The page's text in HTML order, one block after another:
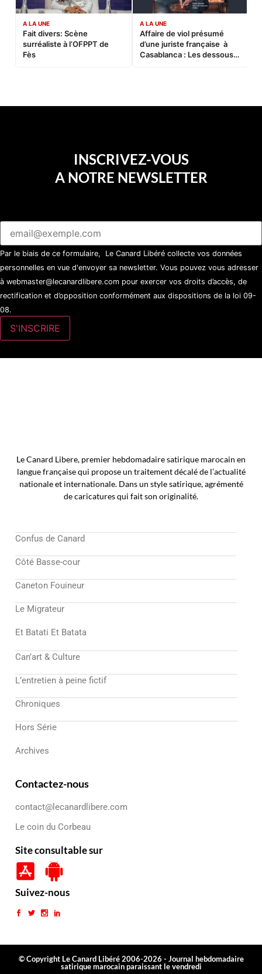
A LA UNE
Fait divers: Scène
surréaliste à l’OFPPT de
Fès
A LA UNE
Affaire de viol présumé
d’une juriste française à
Casablanca : Les dessous
INSCRIVEZ-VOUS
A NOTRE NEWSLETTER
Par le biais de ce formulaire, Le Canard Libéré collecte vos données
personnelles en vue d'envoyer sa newsletter. Vous pouvez vous adresser
à webmaster@lecanardlibere.com pour exercer vos droits d’accès, de
rectification et d’opposition conformément aux dispositions de la loi 09-
08.
Le Canard Libere, premier hebdomadaire satirique marocain en
langue française qui propose un traitement décalé de l’actualité
nationale et internationale. Dans un style satirique, agrémenté
de caricatures qui fait son originalité.
Confus de Canard
Côté Basse-cour
Caneton Fouineur
Le Migrateur
Et Batati Et Batata
Can’art & Culture
L’entretien à peine fictif
Chroniques
Hors Série
Archives
Contactez-nous
contact@lecanardlibere.com
Le coin du Corbeau
Site consultable sur
Suivez-nous
© Copyright Le Canard Libéré 2006-2026 - Journal hebdomadaire
satirique marocain paraissant le vendredi